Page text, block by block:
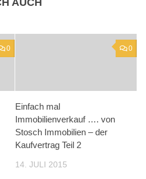
AUCH
0 0
Einfach mal
Immobilienverkauf …. von
Stosch Immobilien – der
Kaufvertrag Teil 2
14. JULI 2015